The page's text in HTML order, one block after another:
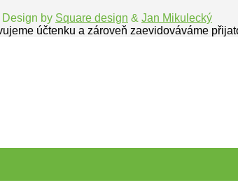
by Square design & Jan Mikulecký
účtenku a zároveň zaevidováváme